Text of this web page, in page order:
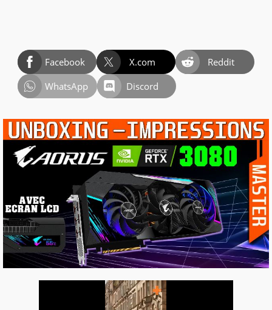
Facebook X.com
Reddit
WhatsApp
Discord